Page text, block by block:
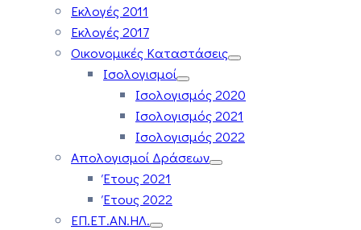
Εκλογές 2011
Εκλογές 2017
Οικονομικές Καταστάσεις
Ισολογισμοί
Ισολογισμός 2020
Ισολογισμός 2021
Ισολογισμός 2022
Απολογισμοί Δράσεων
Έτους 2021
Έτους 2022
ΕΠ.ΕΤ.ΑΝ.ΗΛ.